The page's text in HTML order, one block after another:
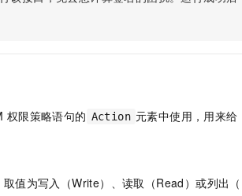
权限策略语句的 Action 元素中使用，用来给
值为写入（Write）、读取（Read）或列出
服务平台百炼-应用模版
视化地构建企业级 Agent
Qoder HOT
公系统
理
Ubuntu